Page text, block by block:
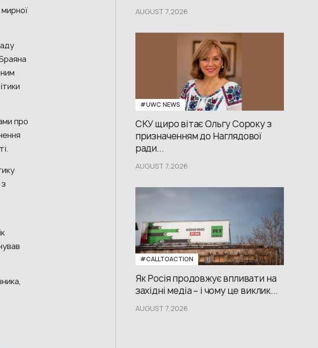
про
AUGUST 7,2026
#UWС NEWS
СКУ щиро вітає Ольгу Сороку з
призначенням до Наглядової
ради...
AUGUST 7,2026
#CALLTOACTION
Як Росія продовжує впливати на
західні медіа – і чому це виклик...
AUGUST 7,2026